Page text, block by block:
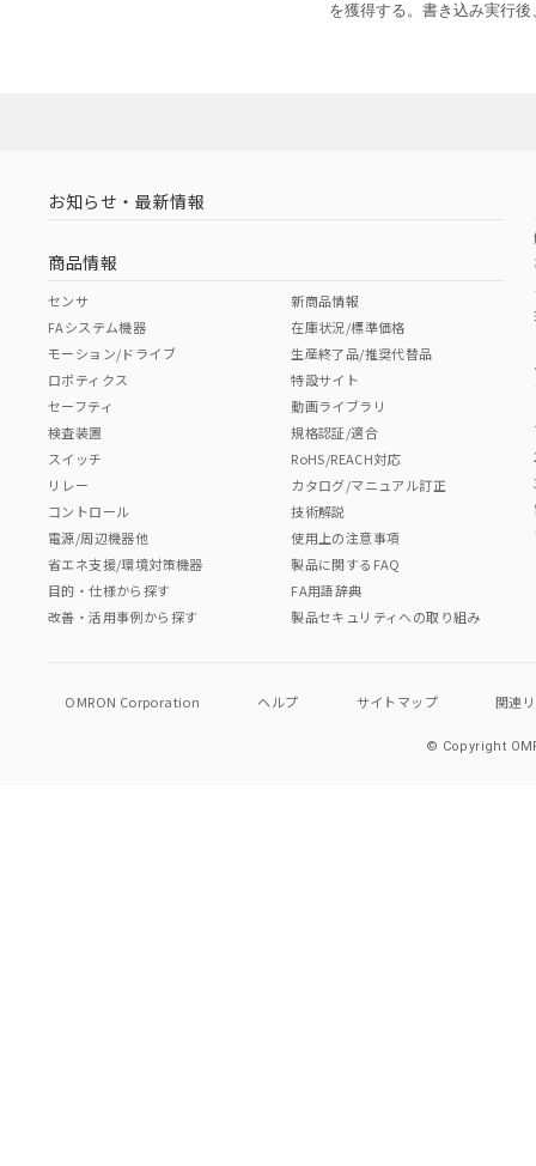
を獲得する。書き込み実行
お知らせ・最新情報
商品情報
センサ
FAシステム機器
モーション/ドライブ
ロボティクス
セーフティ
検査装置
スイッチ
リレー
コントロール
電源/周辺機器他
省エネ支援/環境対策機器
目的・仕様から探す
改善・活用事例から探す
新商品情報
在庫状況/標準価格
生産終了品/推奨代替品
特設サイト
動画ライブラリ
規格認証/適合
RoHS/REACH対応
カタログ/マニュアル訂正
技術解説
使用上の注意事項
製品に関するFAQ
FA用語辞典
製品セキュリティへの取り組み
OMRON Corporation ヘルプ サイトマップ 関連
© Copyright